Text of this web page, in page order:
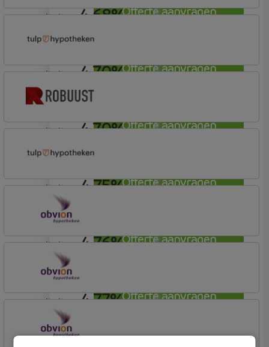
Offerte aanvragen
4,68%
Offerte aanvragen
annuiteit
4,70%
Offerte aanvragen
Allianz
annuiteit
4,70%
Offerte aanvragen
Tulp Compleet Hypotheken
annuiteit
4,75%
Offerte aanvragen
annuiteit
4,76%
Offerte aanvragen
Tulp Hypotheken
Tulp Compleet Hypotheken
annuiteit
4,77%
OBVION Hypotheken
Woon Hypotheek
annuiteit
OBVION Hypotheken
Woon Hypotheek